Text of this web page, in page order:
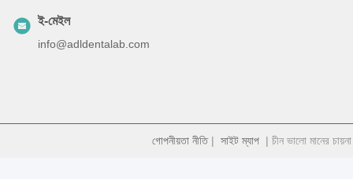
ই-মেইল
info@adldentalab.com
গোপনীয়তা নীতি| সাইট ম্যাপ| চীন ভালো মানের